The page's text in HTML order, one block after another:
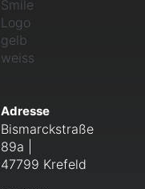
Adresse
Bismarckstraße
89a |
47799 Krefeld